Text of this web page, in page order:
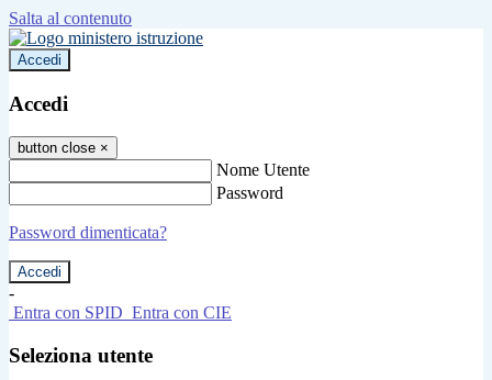
Salta al contenuto
Accedi
Accedi
button close ×
Nome Utente
Password
Password dimenticata?
-
Entra con SPID Entra con CIE
Seleziona utente